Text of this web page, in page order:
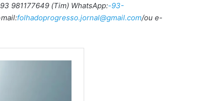
981177649 (Tim) WhatsApp:-93-
folhadoprogresso.jornal@gmail.com/ou e-